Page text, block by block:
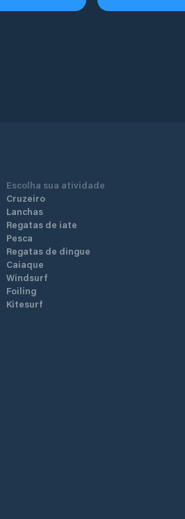
Escolha sua atividade
Cruzeiro
Lanchas
Regatas de iate
Pesca
Regatas de dingue
Caiaque
Windsurf
Foiling
Kitesurf